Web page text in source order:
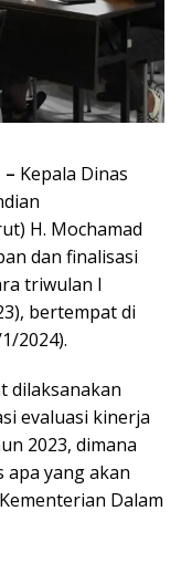
Kepala Dinas
H. Mochamad
dan finalisasi
triwulan I
bertempat di
2024).
dilaksanakan
evaluasi kinerja
2023, dimana
yang akan
Dalam